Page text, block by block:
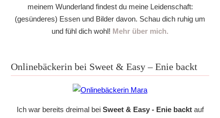
meinem Wunderland findest du meine Leidenschaft:
(gesünderes) Essen und Bilder davon. Schau dich ruhig um
und fühl dich wohl! Mehr über mich.
Onlinebäckerin bei Sweet & Easy – Enie backt
Ich war bereits dreimal bei Sweet & Easy - Enie backtauf